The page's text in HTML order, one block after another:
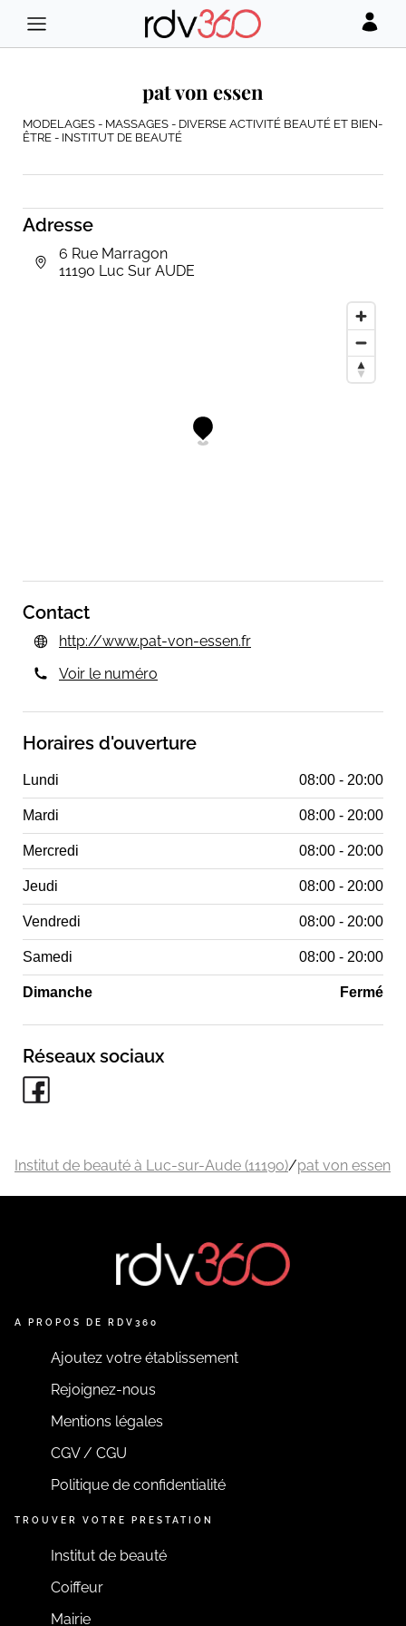
Adresse
6 Rue Marragon
11190 Luc Sur AUDE
Contact
http://www.pat-von-essen.fr
Voir le numéro
Horaires d'ouverture
Lundi 08:00 - 20:00
Mardi 08:00 - 20:00
Mercredi 08:00 - 20:00
Jeudi 08:00 - 20:00
Vendredi 08:00 - 20:00
Samedi 08:00 - 20:00
Dimanche Fermé
Réseaux sociaux
pat von essen
MODELAGES - MASSAGES - DIVERSE ACTIVITÉ BEAUTÉ ET BIEN-
ÊTRE - INSTITUT DE BEAUTÉ
Institut de beauté à Luc-sur-Aude (11190)/pat von essen
A PROPOS DE RDV360
Ajoutez votre établissement
Rejoignez-nous
Mentions légales
CGV / CGU
Politique de confidentialité
TROUVER VOTRE PRESTATION
Institut de beauté
Coiffeur
Mairie